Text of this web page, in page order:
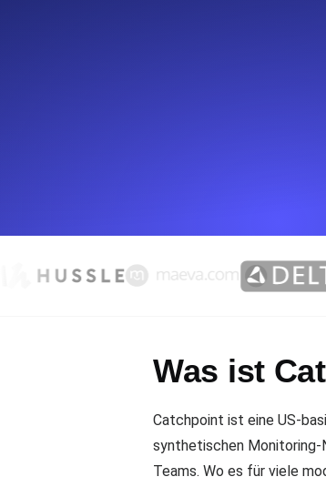
TCP
Was ist
Catchpoint ist eine US-
synthetischen
Teams. Wo es für viele